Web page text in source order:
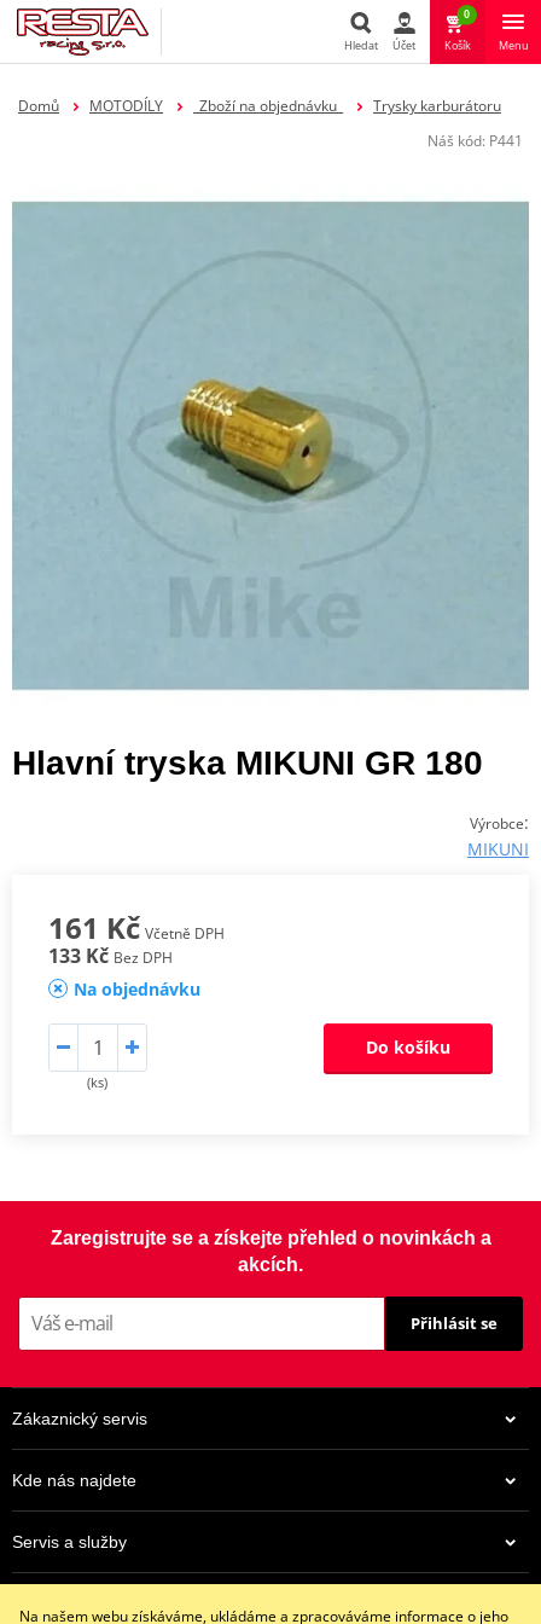
Hledat
Hledat Účet
0
Košík Menu
Domů MOTODÍLY _Zboží na objednávku_
Trysky karburátoru
Náš kód: P441
Hlavní tryska MIKUNI GR 180
Výrobce:
MIKUNI
161 Kč Včetně DPH
133 Kč Bez DPH
Na objednávku
(ks)
Do košíku
Zaregistrujte se a získejte přehled o novinkách a
akcích.
Přihlásit se
Zákaznický servis
Kde nás najdete
Servis a služby
Na našem webu získáváme, ukládáme a zpracováváme informace o jeho